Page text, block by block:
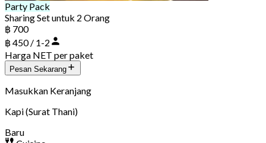
Party Pack
Sharing Set untuk 2 Orang
฿ 700
฿ 450 / 1-2
Harga NET per paket
Pesan Sekarang
Masukkan Keranjang
Kapi (Surat Thani)
Baru